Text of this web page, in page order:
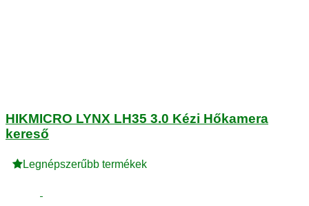
HIKMICRO LYNX LH35 3.0 Kézi Hőkamera
kereső
Legnépszerűbb termékek